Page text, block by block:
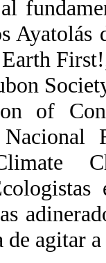
of
agitar a